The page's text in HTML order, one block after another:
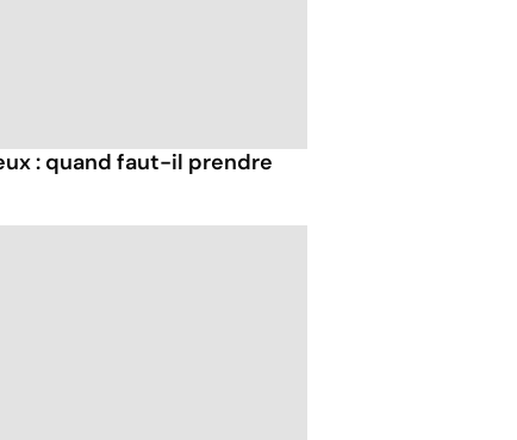
: quand faut-il prendre